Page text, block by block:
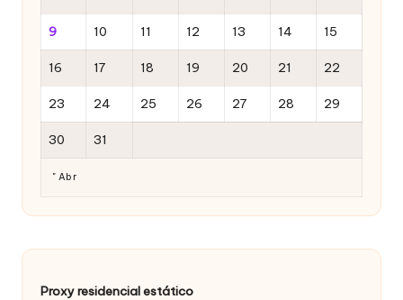
9 10 11 12 13 14 15
16 17 18 19 20 21 22
23 24 25 26 27 28 29
30 31
" Abr
Proxy residencial estático